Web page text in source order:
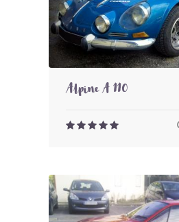
Alpine A 110